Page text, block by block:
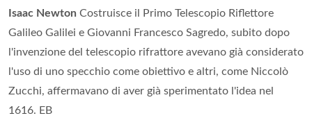
Isaac Newton Costruisce il Primo Telescopio Riflettore
Galileo Galilei e Giovanni Francesco Sagredo, subito dopo
l'invenzione del telescopio rifrattore avevano già considerato
l'uso di uno specchio come obiettivo e altri, come Niccolò
Zucchi, affermavano di aver già sperimentato l'idea nel
1616. EB